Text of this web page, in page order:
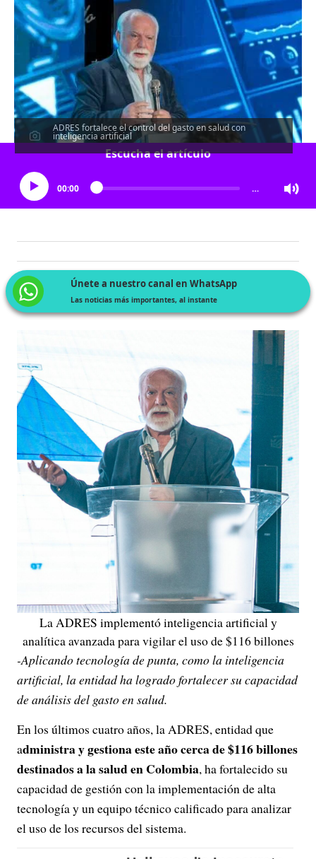
ADRES fortalece el control del gasto en salud con
inteligencia artificial
Escucha el artículo
00:00 …
Únete a nuestro canal en WhatsApp
Las noticias más importantes, al instante
La ADRES implementó inteligencia artificial y
analítica avanzada para vigilar el uso de $116 billones
-Aplicando tecnología de punta, como la inteligencia
artificial, la entidad ha logrado fortalecer su capacidad
de análisis del gasto en salud.
En los últimos cuatro años, la ADRES, entidad que
administra y gestiona este año cerca de $116 billones
destinados a la salud en Colombia, ha fortalecido su
capacidad de gestión con la implementación de alta
tecnología y un equipo técnico calificado para analizar
el uso de los recursos del sistema.